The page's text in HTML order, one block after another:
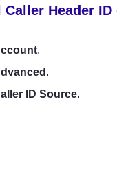
Caller Header
.
.
ID Source.